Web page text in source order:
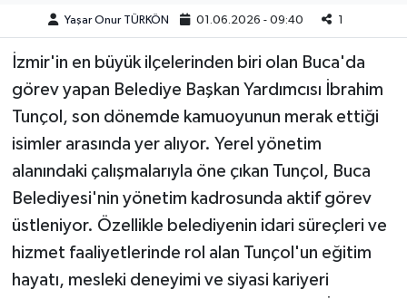
Yaşar Onur TÜRKÖN 01.06.2026 - 09:40 1
İzmir'in en büyük ilçelerinden biri olan Buca'da
görev yapan Belediye Başkan Yardımcısı İbrahim
Tunçol, son dönemde kamuoyunun merak ettiği
isimler arasında yer alıyor. Yerel yönetim
alanındaki çalışmalarıyla öne çıkan Tunçol, Buca
Belediyesi'nin yönetim kadrosunda aktif görev
üstleniyor. Özellikle belediyenin idari süreçleri ve
hizmet faaliyetlerinde rol alan Tunçol'un eğitim
hayatı, mesleki deneyimi ve siyasi kariyeri
Yaşam
KAHRAMANMARAŞ